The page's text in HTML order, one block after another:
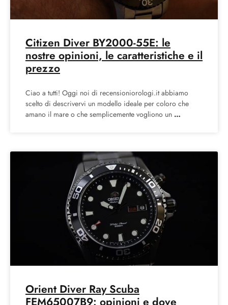
Citizen Diver BY2000-55E: le
nostre opinioni, le caratteristiche e il
prezzo
Ciao a tutti! Oggi noi di recensioniorologi.it abbiamo
scelto di descrivervi un modello ideale per coloro che
amano il mare o che semplicemente vogliono un
Orient Diver Ray Scuba
FEM65007B9: opinioni e dove